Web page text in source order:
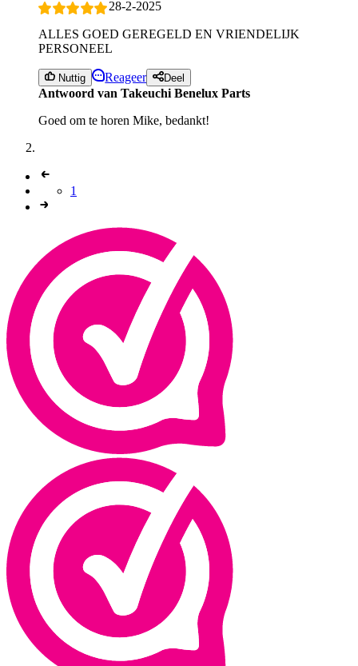
28-2-2025
ALLES GOED GEREGELD EN VRIENDELIJK
PERSONEEL
Nuttig Reageer Deel
Antwoord van Takeuchi Benelux Parts
Goed om te horen Mike, bedankt!
1